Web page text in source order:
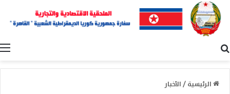
الرئيسية/الأخبار